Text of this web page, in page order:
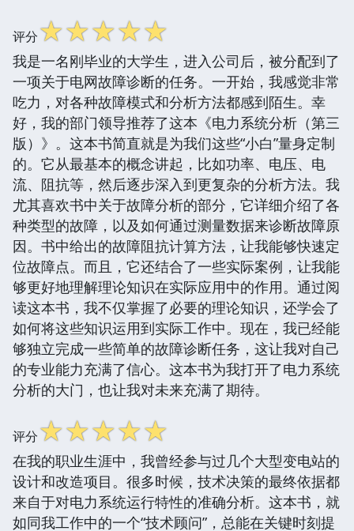
评分☆☆☆☆☆
我是一名刚毕业的大学生，进入公司后，被分配到了
一项关于电网故障诊断的任务。一开始，我感觉非常
吃力，对各种故障模式和分析方法都感到陌生。幸
好，我的部门领导推荐了这本《电力系统分析（第三
版）》。这本书简直就是为我们这些“小白”量身定制
的。它从最基本的概念讲起，比如功率、电压、电
流、阻抗等，然后逐步深入到更复杂的分析方法。我
尤其喜欢书中关于故障分析的部分，它详细介绍了各
种类型的故障，以及如何通过测量数据来诊断故障原
因。书中给出的故障阻抗计算方法，让我能够快速定
位故障点。而且，它还结合了一些实际案例，让我能
够更好地理解理论知识在实际应用中的作用。通过阅
读这本书，我不仅掌握了必要的理论知识，还学会了
如何将这些知识运用到实际工作中。现在，我已经能
够独立完成一些简单的故障诊断任务，这让我对自己
的专业能力充满了信心。这本书为我打开了电力系统
分析的大门，也让我对未来充满了期待。
评分☆☆☆☆☆
在我的职业生涯中，我曾经参与过几个大型变电站的
设计和改造项目。很多时候，技术决策的最终依据都
来自于对电力系统运行特性的准确分析。这本书，就
如同我工作中的一个“技术顾问”，总能在关键时刻提